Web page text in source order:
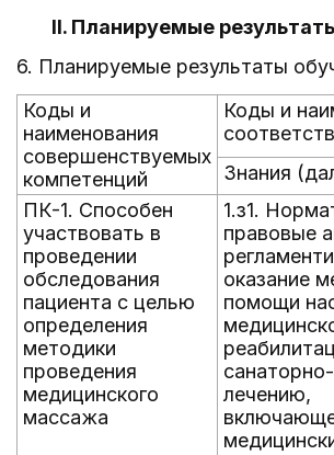
II. Планируемые
6. Планируемые результаты
Коды и
наименования
совершенствуемых
компетенций
Коды и
Знания
ПК-1. Способен
участвовать в
проведении
обследования
пациента с целью
определения
методики
проведения
медицинского
массажа
1.з1.
правовые
оказание
помощи
лечению,